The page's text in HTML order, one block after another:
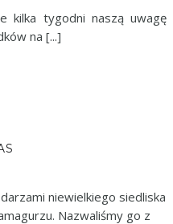
kilka tygodni naszą uwagę
na [...]
niewielkiego siedliska
Nazwaliśmy go z